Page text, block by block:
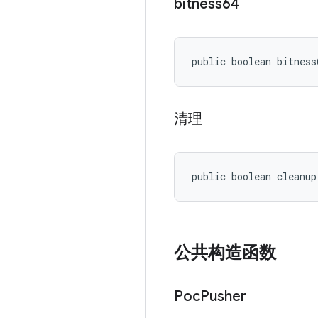
bitness64
public boolean
清理
public boolean cleanup
公共构造函数
PocPusher